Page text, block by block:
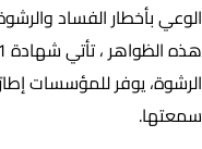
الوعي بأخطار الفساد
الرشوة، يوفر للمؤسسات
سمعتها.